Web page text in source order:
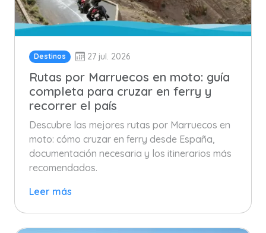
Destinos 27 jul. 2026
Rutas por Marruecos en moto: guía
completa para cruzar en ferry y
recorrer el país
Descubre las mejores rutas por Marruecos en
moto: cómo cruzar en ferry desde España,
documentación necesaria y los itinerarios más
recomendados.
Leer más